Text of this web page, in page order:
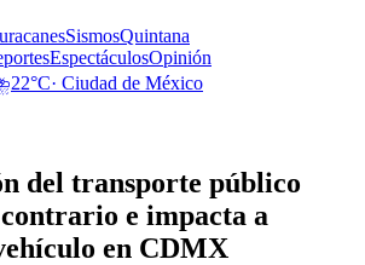
SismosQuintana
EspectáculosOpinión
22°C· Ciudad de México
del transporte público
e impacta a
en CDMX